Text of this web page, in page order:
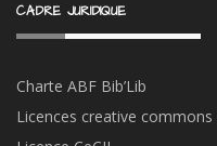
CADRE JURIDIQUE
Charte ABF Bib’Lib
Licences creative commons